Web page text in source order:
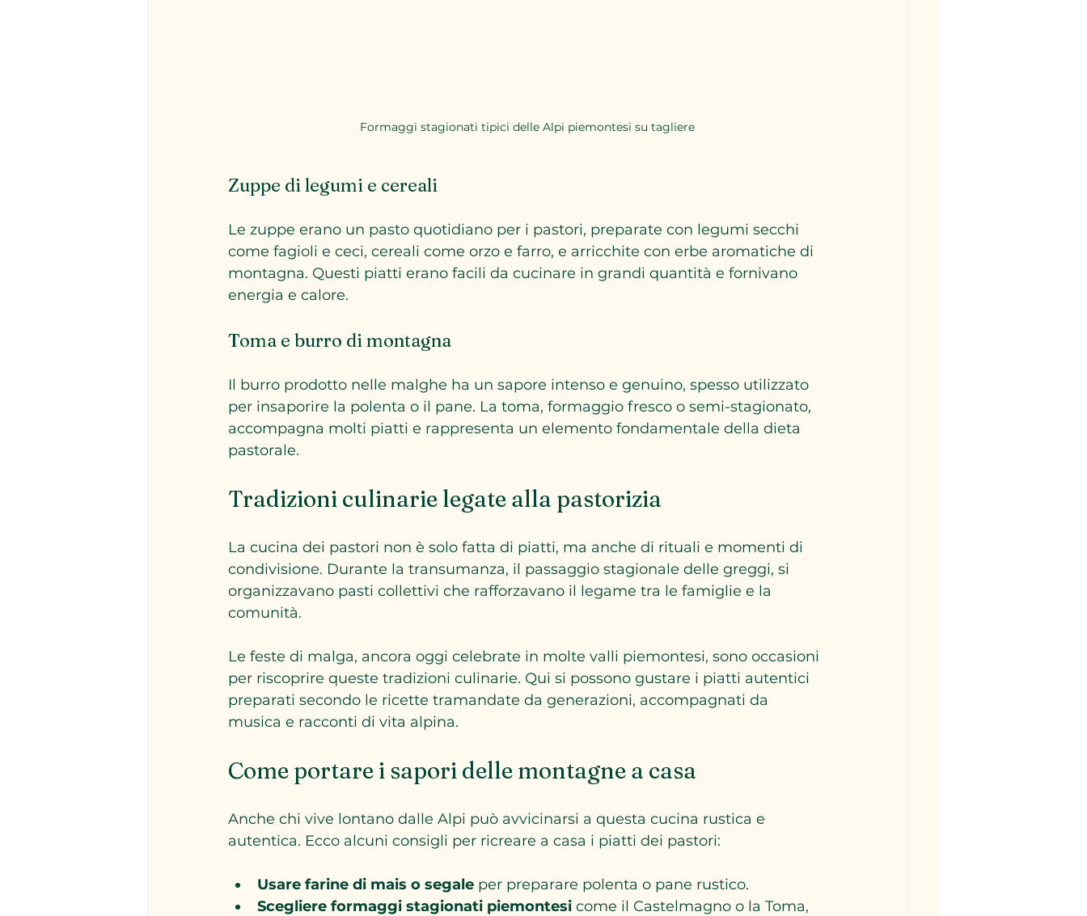
Formaggi stagionati tipici delle Alpi piemontesi su tagliere
Zuppe di legumi e cereali
Le zuppe erano un pasto quotidiano per i pastori, preparate con legumi secchi
come fagioli e ceci, cereali come orzo e farro, e arricchite con erbe aromatiche di
montagna. Questi piatti erano facili da cucinare in grandi quantità e fornivano
energia e calore.
Toma e burro di montagna
Il burro prodotto nelle malghe ha un sapore intenso e genuino, spesso utilizzato
per insaporire la polenta o il pane. La toma, formaggio fresco o semi-stagionato,
accompagna molti piatti e rappresenta un elemento fondamentale della dieta
pastorale.
Tradizioni culinarie legate alla pastorizia
La cucina dei pastori non è solo fatta di piatti, ma anche di rituali e momenti di
condivisione. Durante la transumanza, il passaggio stagionale delle greggi, si
organizzavano pasti collettivi che rafforzavano il legame tra le famiglie e la
comunità.
Le feste di malga, ancora oggi celebrate in molte valli piemontesi, sono occasioni
per riscoprire queste tradizioni culinarie. Qui si possono gustare i piatti autentici
preparati secondo le ricette tramandate da generazioni, accompagnati da
musica e racconti di vita alpina.
Come portare i sapori delle montagne a casa
Anche chi vive lontano dalle Alpi può avvicinarsi a questa cucina rustica e
autentica. Ecco alcuni consigli per ricreare a casa i piatti dei pastori:
Usare farine di mais o segale per preparare polenta o pane rustico.
Scegliere formaggi stagionati piemontesi come il Castelmagno o la Toma,